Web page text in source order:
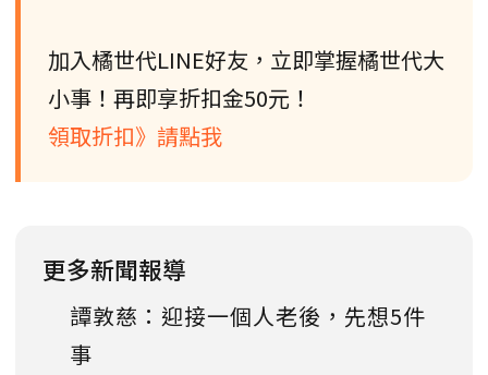
加入橘世代LINE好友，立即掌握橘世代大
小事！再即享折扣金50元！
領取折扣》請點我
更多新聞報導
譚敦慈：迎接一個人老後，先想5件
事